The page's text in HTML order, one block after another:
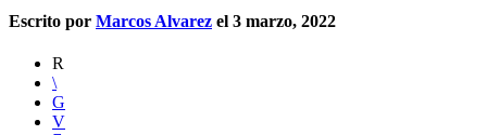
Escrito por Marcos Alvarez el 3 marzo, 2022